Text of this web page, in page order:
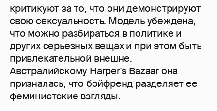
критикуют за то, что они демонстрируют
свою сексуальность. Модель убеждена,
что можно разбираться в политике и
других серьезных вещах и при этом быть
привлекательной внешне.
Австралийскому Harper's Bazaar она
призналась, что бойфренд разделяет ее
феминистские взгляды.